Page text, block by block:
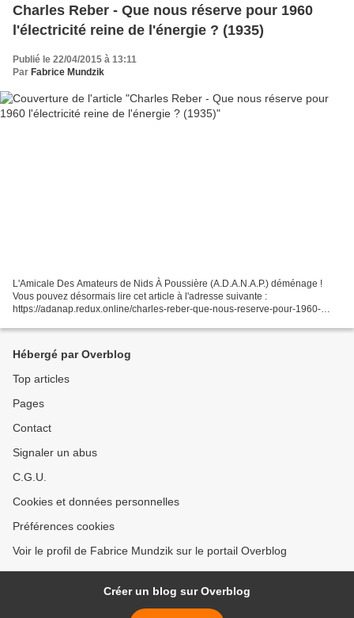
Charles Reber - Que nous réserve pour 1960
l'électricité reine de l'énergie ? (1935)
Publié le 22/04/2015 à 13:11
Par Fabrice Mundzik
L'Amicale Des Amateurs de Nids À Poussière (A.D.A.N.A.P.) déménage !
Vous pouvez désormais lire cet article à l'adresse suivante :
https://adanap.redux.online/charles-reber-que-nous-reserve-pour-1960-
Hébergé par Overblog
Top articles
Pages
Contact
Signaler un abus
C.G.U.
Cookies et données personnelles
Préférences cookies
Voir le profil de Fabrice Mundzik sur le portail Overblog
Créer un blog sur Overblog